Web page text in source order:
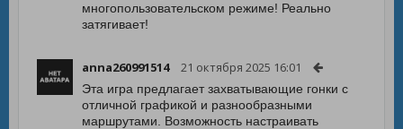
многопользовательском режиме! Реально
затягивает!
anna260991514 21 октября 2025 16:01
Эта игра предлагает захватывающие гонки с
отличной графикой и разнообразными
маршрутами. Возможность настраивать